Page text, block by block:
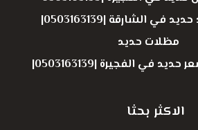
تركيب قرميد حديد في الشارقة |0503163139|
مظلات حديد
في الفجيرة |0503163139|
الاكثر بحثا